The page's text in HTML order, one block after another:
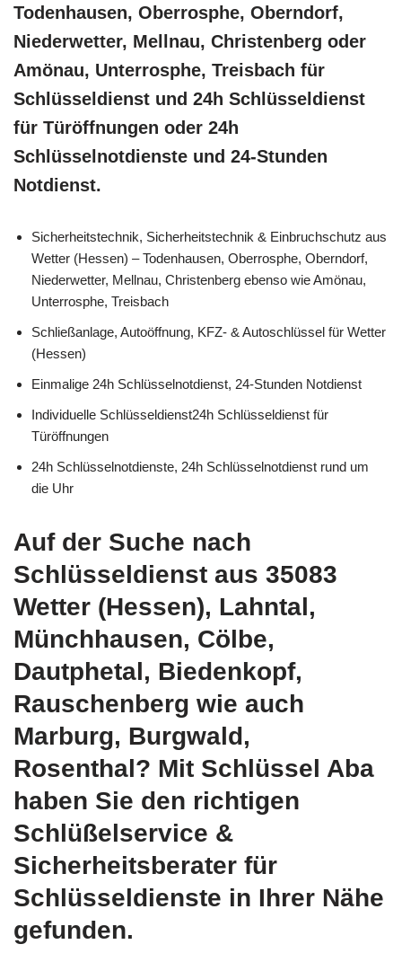
Todenhausen, Oberrosphe, Oberndorf,
Niederwetter, Mellnau, Christenberg oder
Amönau, Unterrosphe, Treisbach für
Schlüsseldienst und 24h Schlüsseldienst
für Türöffnungen oder 24h
Schlüsselnotdienste und 24-Stunden
Notdienst.
Sicherheitstechnik, Sicherheitstechnik & Einbruchschutz aus
Wetter (Hessen) – Todenhausen, Oberrosphe, Oberndorf,
Niederwetter, Mellnau, Christenberg ebenso wie Amönau,
Unterrosphe, Treisbach
Schließanlage, Autoöffnung, KFZ- & Autoschlüssel für Wetter
(Hessen)
Einmalige 24h Schlüsselnotdienst, 24-Stunden Notdienst
Individuelle Schlüsseldienst24h Schlüsseldienst für
Türöffnungen
24h Schlüsselnotdienste, 24h Schlüsselnotdienst rund um
die Uhr
Auf der Suche nach
Schlüsseldienst aus 35083
Wetter (Hessen), Lahntal,
Münchhausen, Cölbe,
Dautphetal, Biedenkopf,
Rauschenberg wie auch
Marburg, Burgwald,
Rosenthal? Mit Schlüssel Aba
haben Sie den richtigen
Schlüßelservice &
Sicherheitsberater für
Schlüsseldienste in Ihrer Nähe
gefunden.